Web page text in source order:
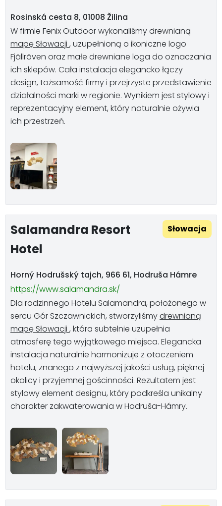
Rosinská cesta 8, 01008 Žilina
W firmie Fenix Outdoor wykonaliśmy drewnianą
mapę Słowacji , uzupełnioną o ikoniczne logo
Fjällräven oraz małe drewniane loga do oznaczania
ich sklepów. Cała instalacja elegancko łączy
design, tożsamość firmy i przejrzyste przedstawienie
działalności marki w regionie. Wynikiem jest stylowy i
reprezentacyjny element, który naturalnie ożywia
ich przestrzeń.
Słowacja
Salamandra Resort
Hotel
Horný Hodrušský tajch, 966 61, Hodruša Hámre
https://www.salamandra.sk/
Dla rodzinnego Hotelu Salamandra, położonego w
sercu Gór Szczawnickich, stworzyliśmydrewnianą
mapę Słowacji , która subtelnie uzupełnia
atmosferę tego wyjątkowego miejsca. Elegancka
instalacja naturalnie harmonizuje z otoczeniem
hotelu, znanego z najwyższej jakości usług, pięknej
okolicy i przyjemnej gościnności. Rezultatem jest
stylowy element designu, który podkreśla unikalny
charakter zakwaterowania w Hodruša-Hámry.